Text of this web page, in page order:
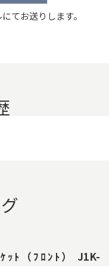
てお送りします。
ｯﾄ（ﾌﾛﾝﾄ） J1K-